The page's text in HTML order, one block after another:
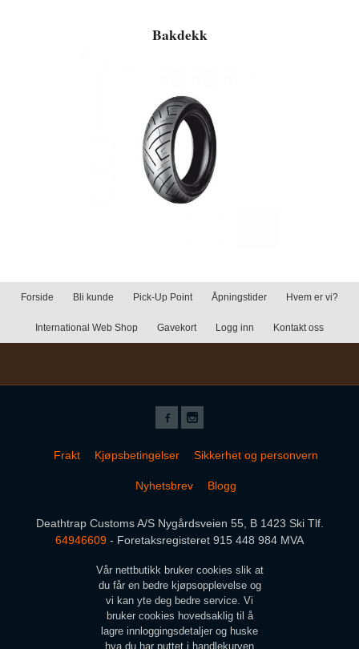
Bakdekk
Forside Bli kunde Pick-Up Point Åpningstider Hvem er vi?
International Web Shop Gavekort Logg inn Kontakt oss
Frakt Kjøpsbetingelser Sikkerhet og personvern
Nyhetsbrev Blogg
Deathtrap Customs A/S Nygårdsveien 55, B 1423 Ski Tlf.
64946609 - Foretaksregisteret 915 448 984 MVA
Vår nettbutikk bruker cookies slik at
du får en bedre kjøpsopplevelse og
vi kan yte deg bedre service. Vi
bruker cookies hovedsaklig til å
lagre innloggingsdetaljer og huske
hva du har puttet i handlekurven